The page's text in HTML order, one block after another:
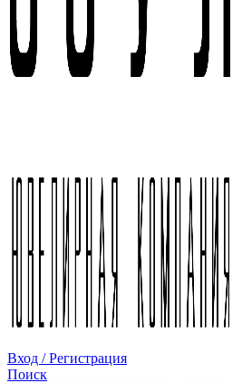
Вход / Регистрация
Поиск